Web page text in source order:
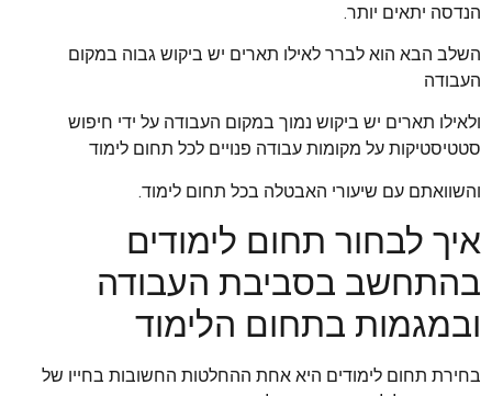
הנדסה יתאים יותר.
השלב הבא הוא לברר לאילו תארים יש ביקוש גבוה במקום
העבודה
ולאילו תארים יש ביקוש נמוך במקום העבודה על ידי חיפוש
סטטיסטיקות על מקומות עבודה פנויים לכל תחום לימוד
והשוואתם עם שיעורי האבטלה בכל תחום לימוד.
איך לבחור תחום לימודים
בהתחשב בסביבת העבודה
ובמגמות בתחום הלימוד
בחירת תחום לימודים היא אחת ההחלטות החשובות בחייו של